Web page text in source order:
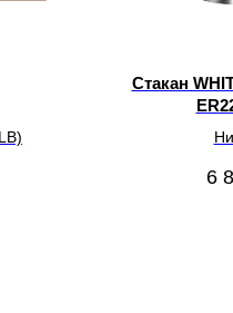
Стакан
6